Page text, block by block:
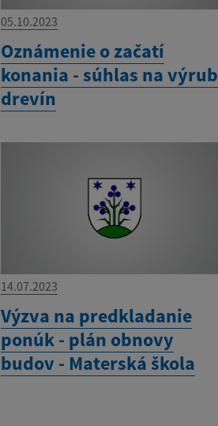
05.10.2023
Oznámenie o začatí
konania - súhlas na výrub
drevín
14.07.2023
Výzva na predkladanie
ponúk - plán obnovy
budov - Materská škola